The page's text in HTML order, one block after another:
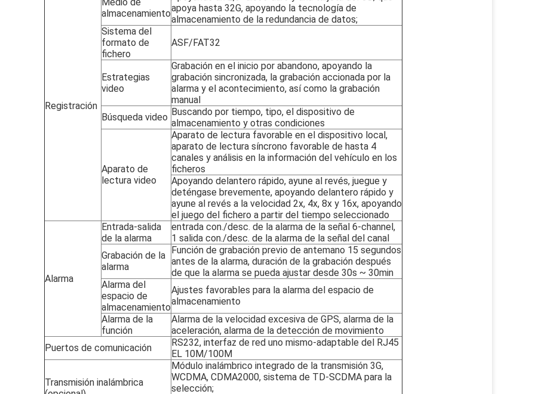
Registración
almacenamientoapoya hasta 32G, apoyando la tecnología de
almacenamiento de la redundancia de datos;
Sistema del
formato de
fichero
ASF/FAT32
Estrategias
video
Grabación en el inicio por abandono, apoyando la
grabación sincronizada, la grabación accionada por la
alarma y el acontecimiento, así como la grabación
manual
Búsqueda video Buscando por tiempo, tipo, el dispositivo de
almacenamiento y otras condiciones
Aparato de
lectura video
Aparato de lectura favorable en el dispositivo local,
aparato de lectura síncrono favorable de hasta 4
canales y análisis en la información del vehículo en los
ficheros
Apoyando delantero rápido, ayune al revés, juegue y
deténgase brevemente, apoyando delantero rápido y
ayune al revés a la velocidad 2x, 4x, 8x y 16x, apoyando
el juego del fichero a partir del tiempo seleccionado
Alarma
Entrada-salida
de la alarma
entrada con./desc. de la alarma de la señal 6-channel,
1 salida con./desc. de la alarma de la señal del canal
Grabación de la
alarma
Función de grabación previo de antemano 15 segundos
antes de la alarma, duración de la grabación después
de que la alarma se pueda ajustar desde 30s ~ 30min
Alarma del
espacio de
almacenamiento
Ajustes favorables para la alarma del espacio de
almacenamiento
Alarma de la
función
Alarma de la velocidad excesiva de GPS, alarma de la
aceleración, alarma de la detección de movimiento
Puertos de comunicación
RS232, interfaz de red uno mismo-adaptable del RJ45
EL 10M/100M
Transmisión inalámbrica
Módulo inalámbrico integrado de la transmisión 3G,
WCDMA, CDMA2000, sistema de TD-SCDMA para la
selección;